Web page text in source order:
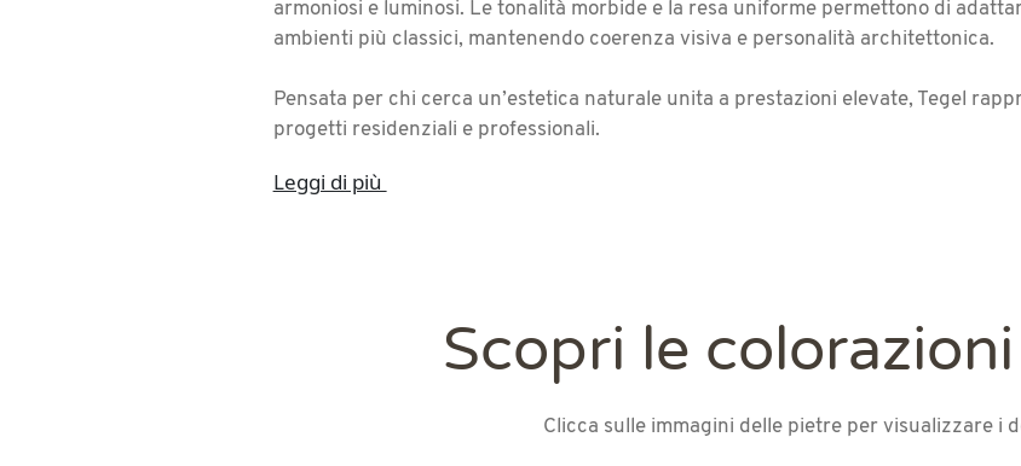
armoniosi e luminosi. Le tonalità morbide e la resa uniforme permettono di
ambienti più classici, mantenendo coerenza visiva e personalità architettonica.
Pensata per chi cerca un’estetica naturale unita a prestazioni elevate, Tegel
progetti residenziali e professionali.
Leggi di più
Scopri le colorazioni
Clicca sulle immagini delle pietre per visualizzare i